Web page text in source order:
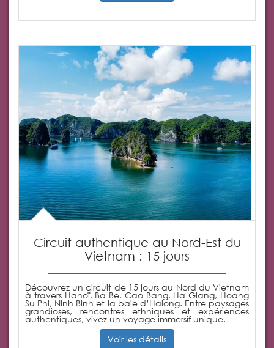
Circuit authentique au Nord-Est du
Vietnam : 15 jours
Découvrez un circuit de 15 jours au Nord du Vietnam
à travers Hanoï, Ba Be, Cao Bang, Ha Giang, Hoang
Su Phi, Ninh Binh et la baie d’Halong. Entre paysages
grandioses, rencontres ethniques et expériences
authentiques, vivez un voyage immersif unique.
Voir les détails